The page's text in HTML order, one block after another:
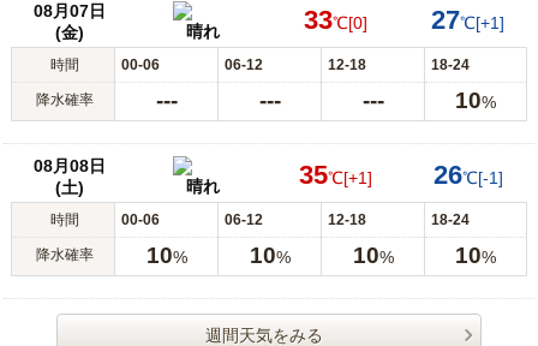
08月07日
(金)
晴れ 33℃[0] 27℃[+1]
時間 00-06 06-12 12-18 18-24
降水確率 --- --- --- 10%
08月08日
(土)
晴れ 35℃[+1] 26℃[-1]
時間 00-06 06-12 12-18 18-24
降水確率 10% 10% 10% 10%
週間天気をみる